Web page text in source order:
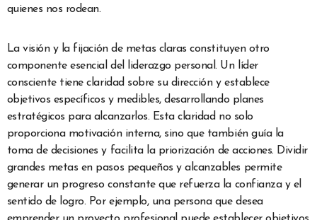
quienes nos rodean.
La visión y la fijación de metas claras constituyen otro
componente esencial del liderazgo personal. Un líder
consciente tiene claridad sobre su dirección y establece
objetivos específicos y medibles, desarrollando planes
estratégicos para alcanzarlos. Esta claridad no solo
proporciona motivación interna, sino que también guía la
toma de decisiones y facilita la priorización de acciones. Dividir
grandes metas en pasos pequeños y alcanzables permite
generar un progreso constante que refuerza la confianza y el
sentido de logro. Por ejemplo, una persona que desea